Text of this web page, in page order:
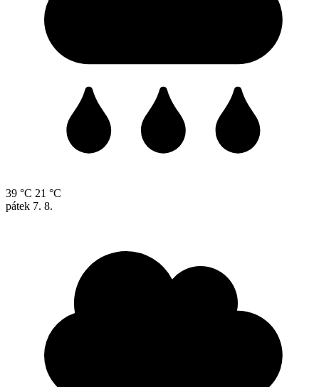
39 °C 21 °C
pátek 7. 8.